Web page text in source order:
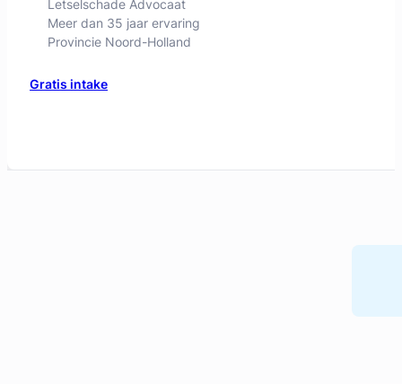
Letselschade Advocaat
Meer dan 35 jaar ervaring
Provincie Noord-Holland
Gratis intake